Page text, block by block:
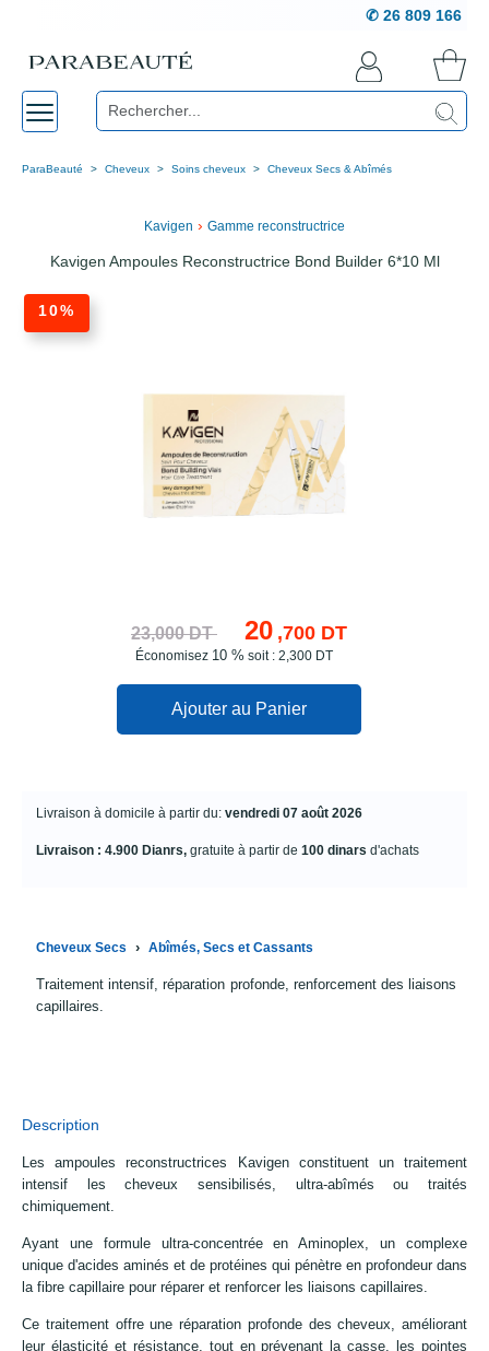
✆ 26 809 166
ParaBeauté Cheveux Soins cheveux Cheveux Secs & Abîmés
Kavigen › Gamme reconstructrice
Kavigen Ampoules Reconstructrice Bond Builder 6*10 Ml
10%
23,000 DT 20 ,700 DT
Économisez 10 % soit : 2,300 DT
Ajouter au Panier
Livraison à domicile à partir du: vendredi 07 août 2026
Livraison : 4.900 Dianrs, gratuite à partir de 100 dinars d'achats
Cheveux Secs › Abîmés, Secs et Cassants
Traitement intensif, réparation profonde, renforcement des liaisons
capillaires.
Description
Les ampoules reconstructrices Kavigen constituent un traitement
intensif les cheveux sensibilisés, ultra-abîmés ou traités
chimiquement.
Ayant une formule ultra-concentrée en Aminoplex, un complexe
unique d'acides aminés et de protéines qui pénètre en profondeur dans
la fibre capillaire pour réparer et renforcer les liaisons capillaires.
Ce traitement offre une réparation profonde des cheveux, améliorant
leur élasticité et résistance, tout en prévenant la casse, les pointes